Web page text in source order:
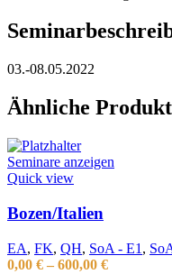
03.-08.05.2022
Ähnliche
Seminare anzeigen
Quick view
Bozen/Italien
EA, FK, QH, SoA - E1 ,
0,00 € – 600,00 €